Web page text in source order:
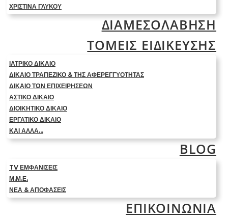
ΧΡΙΣΤΊΝΑ ΓΛΥΚΟΎ
ΔΙΑΜΕΣΟΛΑΒΗΣΗ
ΤΟΜΕΙΣ ΕΙΔΙΚΕΥΣΗΣ
ΙΑΤΡΙΚΟ ΔΙΚΑΙΟ
ΔΙΚΑΙΟ ΤΡΑΠΕΖΙΚΟ & ΤΗΣ ΑΦΕΡΕΓΓΥΟΤΗΤΑΣ
ΔΙΚΑΙΟ ΤΩΝ ΕΠΙΧΕΙΡΗΣΕΩΝ
ΑΣΤΙΚΟ ΔΙΚΑΙΟ
ΔΙΟΙΚΗΤΙΚΟ ΔΙΚΑΙΟ
ΕΡΓΑΤΙΚΟ ΔΙΚΑΙΟ
ΚΑΙ ΑΛΛΑ…
BLOG
TV ΕΜΦΑΝΙΣΕΙΣ
Μ.Μ.Ε.
ΝΕΑ & ΑΠΟΦΑΣΕΙΣ
ΕΠΙΚΟΙΝΩΝΙΑ